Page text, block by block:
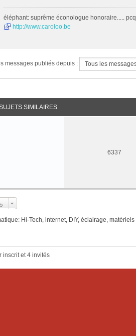
éléphant: suprême éconologue honoraire.....
http://www.caroloo.be
messages publiés depuis :
SIMILAIRES
6337
Hi-Tech, internet, DIY, éclairage,
inscrit et 4 invités